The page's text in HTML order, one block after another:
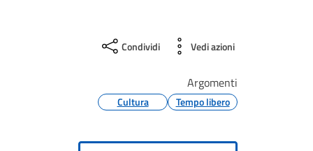
Condividi Vedi azioni
Argomenti
Cultura Tempo libero